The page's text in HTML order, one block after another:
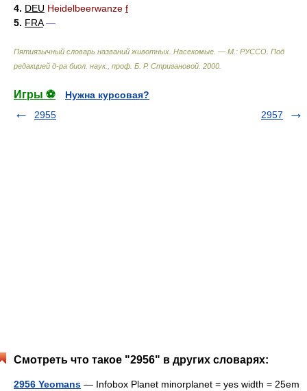
4. DEU Heidelbeerwanze f
5. FRA —
Пятиязычный словарь названий животных. Насекомые. — М.: РУССО Под
редакцией д-ра биол. наук., проф. Б. Р. Стригановой 2000
Игры ⚽
Нужна курсовая?
2955
2957
Смотреть что такое "2956" в других словарях:
2956 Yeomans — Infobox Planet minorplanet = yes width = 25em